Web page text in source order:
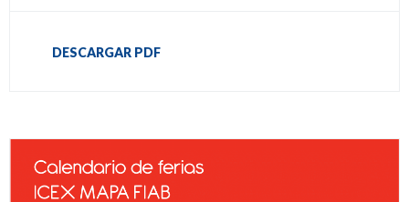
DESCARGAR PDF